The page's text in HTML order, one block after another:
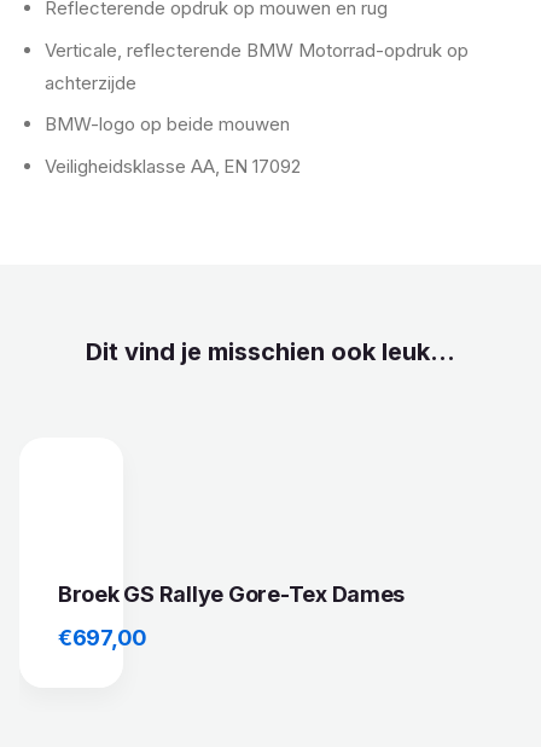
Reflecterende opdruk op mouwen en rug
Verticale, reflecterende BMW Motorrad-opdruk op
achterzijde
BMW-logo op beide mouwen
Veiligheidsklasse AA, EN 17092
Dit vind je misschien ook leuk...
Broek GS Rallye Gore-Tex Dames
€697,00